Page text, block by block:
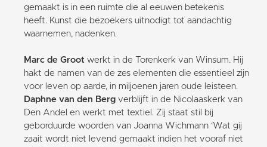
gemaakt is in een ruimte die al eeuwen betekenis
heeft. Kunst die bezoekers uitnodigt tot aandachtig
waarnemen, nadenken.
Marc de Groot werkt in de Torenkerk van Winsum. Hij
hakt de namen van de zes elementen die essentieel zijn
voor leven op aarde, in miljoenen jaren oude leisteen.
Daphne van den Berg verblijft in de Nicolaaskerk van
Den Andel en werkt met textiel. Zij staat stil bij
geborduurde woorden van Joanna Wichmann ‘Wat gij
zaait wordt niet levend gemaakt indien het vooraf niet